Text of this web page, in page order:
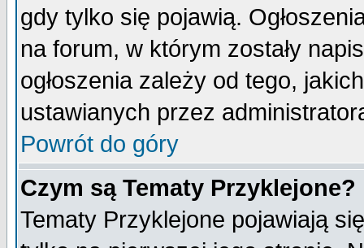
gdy tylko się pojawią.
na forum, w którym zostały
ogłoszenia zależy od tego,
ustawianych przez
Powrót do góry
Czym są Tematy Przyklejone?
Tematy Przyklejone pojawiają